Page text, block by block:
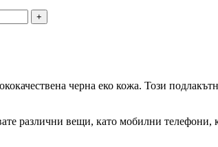
черна еко кожа. Този
различни вещи, като мобилни